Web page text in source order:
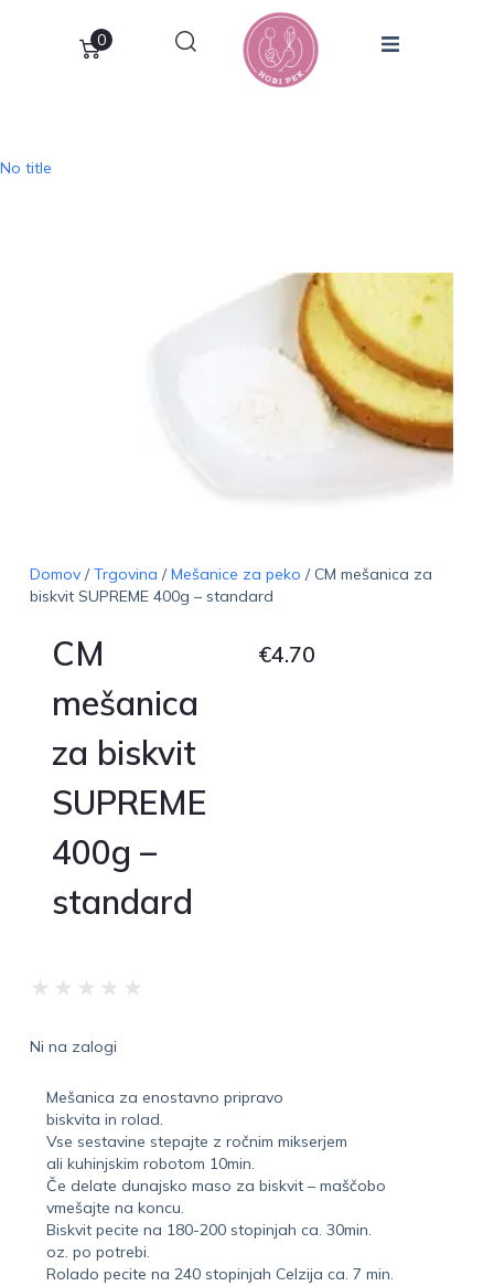
0
No title
Domov/Trgovina /Mešanice za peko / CM mešanica za
biskvit SUPREME 400g – standard
CM
mešanica
za biskvit
SUPREME
400g –
standard
€4.70
★ ★ ★ ★ ★
Ni na zalogi
Mešanica za enostavno pripravo
biskvita in rolad.
Vse sestavine stepajte z ročnim mikserjem
ali kuhinjskim robotom 10min.
Če delate dunajsko maso za biskvit – maščobo
vmešajte na koncu.
Biskvit pecite na 180-200 stopinjah ca. 30min.
oz. po potrebi.
Rolado pecite na 240 stopinjah Celzija ca. 7 min.